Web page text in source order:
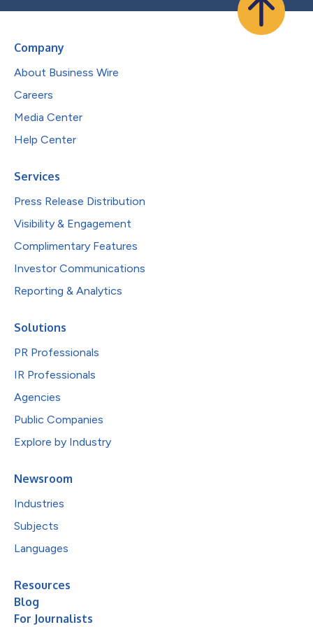
Company
About Business Wire
Careers
Media Center
Help Center
Services
Press Release Distribution
Visibility & Engagement
Complimentary Features
Investor Communications
Reporting & Analytics
Solutions
PR Professionals
IR Professionals
Agencies
Public Companies
Explore by Industry
Newsroom
Industries
Subjects
Languages
Resources
Blog
For Journalists